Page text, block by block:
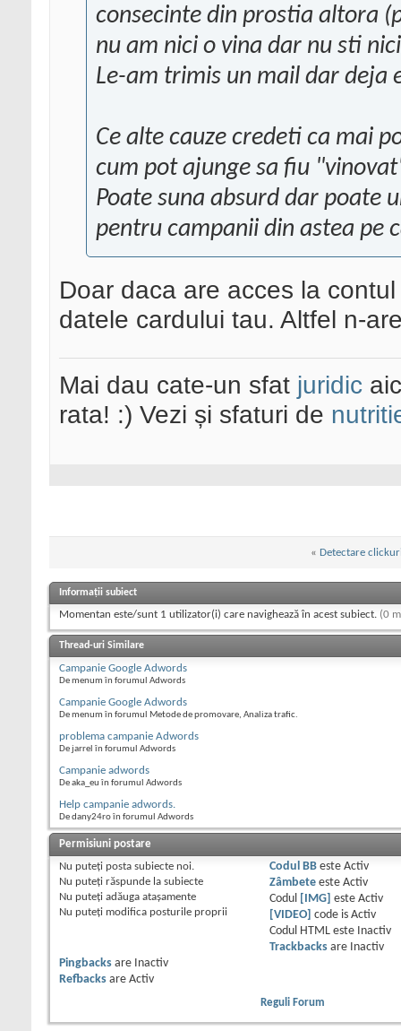
consecinte din prostia altora
nu am nici o vina dar nu sti
Le-am trimis un mail dar deja
Ce alte cauze credeti ca mai
cum pot ajunge sa fiu
Poate suna absurd dar poate
pentru campanii din astea pe
Doar daca are acces la
datele cardului tau. Altfel n-
Mai dau cate-un sfat juridic
rata! :) Vezi și sfaturi de
« Detectare
Informații subiect
Momentan este/sunt 1 utilizator(i) care navighează în acest subiect. (0
Thread-uri Similare
Campanie Google Adwords
De menum în forumul Adwords
Campanie Google Adwords
De menum în forumul Metode de promovare, Analiza trafic.
problema campanie Adwords
De jarrel în forumul Adwords
Campanie adwords
De aka_eu în forumul Adwords
Help campanie adwords.
De dany24ro în forumul Adwords
Permisiuni postare
Nu puteţi posta subiecte noi.
Nu puteţi răspunde la subiecte
Nu puteţi adăuga ataşamente
Nu puteţi modifica posturile proprii
Codul BBeste Activ
Zâmbeteeste Activ
Codul
[IMG] este Activ
[VIDEO]
code is Activ
Codul HTML este
Inactiv
Trackbacksare
Inactiv
Pingbacks are
Inactiv
Refbacks are Activ
Reguli Forum